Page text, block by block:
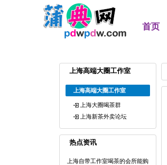
首页
上海高端大圈工作室
上海高端大圈工作室
上海大圈喝茶群
上海新茶外卖论坛
热点资讯
上海自带工作室喝茶的会所能购